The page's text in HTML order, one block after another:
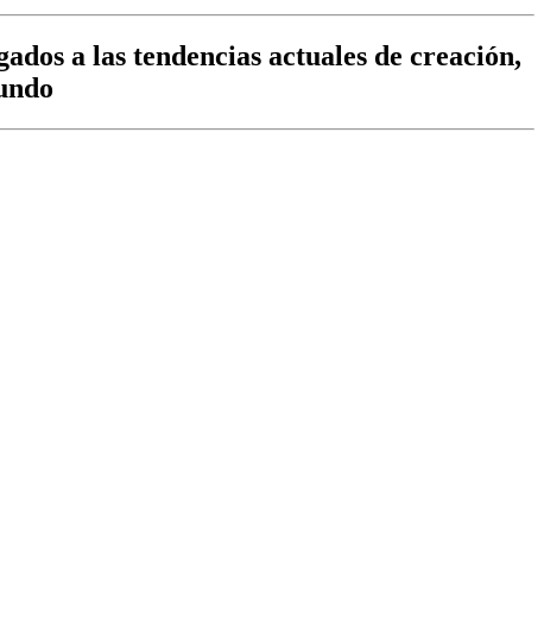
a las tendencias actuales de creación,